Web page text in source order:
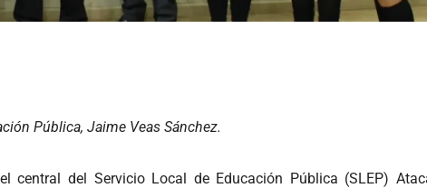
Pública, Jaime Veas Sánchez.
central del Servicio Local de Educación Pública (SLEP)